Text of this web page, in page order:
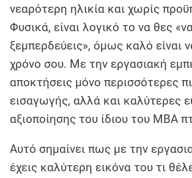
νεαρότερη ηλικία και χωρίς
Φυσικά, είναι λογικό το να θες
ξεμπερδεύεις», όμως καλό είναι
χρόνο σου. Με την εργασιακή
αποκτήσεις μόνο περισσότερες
εισαγωγής, αλλά και καλύτερες
αξιοποίησης του ίδιου του MBA
Αυτό σημαίνει πως με την
έχεις καλύτερη εικόνα του τι